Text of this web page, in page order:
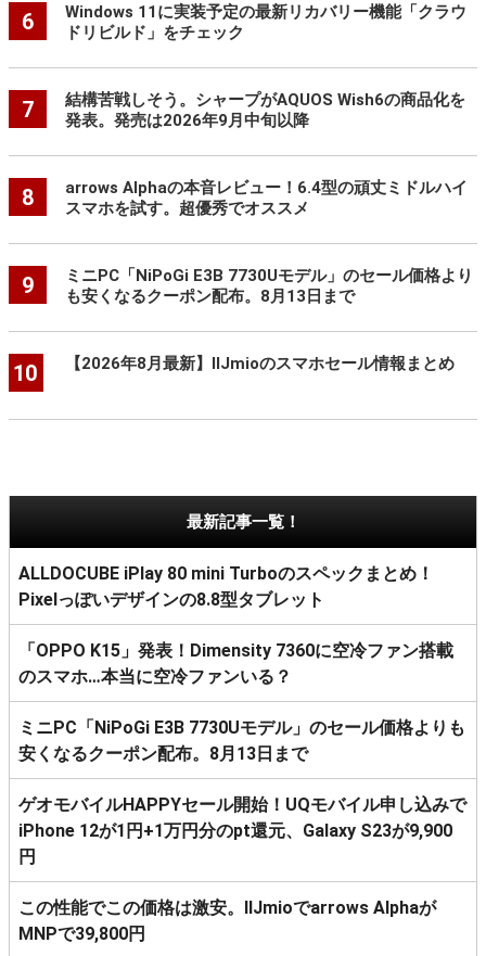
6
Windows 11に実装予定の最新リカバリー機能「クラウ
ドリビルド」をチェック
7
結構苦戦しそう。シャープがAQUOS Wish6の商品化を
発表。発売は2026年9月中旬以降
8
arrows Alphaの本音レビュー！6.4型の頑丈ミドルハイ
スマホを試す。超優秀でオススメ
9
ミニPC「NiPoGi E3B 7730Uモデル」のセール価格より
も安くなるクーポン配布。8月13日まで
10 【2026年8月最新】IIJmioのスマホセール情報まとめ
最新記事一覧！
ALLDOCUBE iPlay 80 mini Turboのスペックまとめ！
Pixelっぽいデザインの8.8型タブレット
「OPPO K15」発表！Dimensity 7360に空冷ファン搭載
のスマホ…本当に空冷ファンいる？
ミニPC「NiPoGi E3B 7730Uモデル」のセール価格よりも
安くなるクーポン配布。8月13日まで
ゲオモバイルHAPPYセール開始！UQモバイル申し込みで
iPhone 12が1円+1万円分のpt還元、Galaxy S23が9,900
円
この性能でこの価格は激安。IIJmioでarrows Alphaが
MNPで39,800円